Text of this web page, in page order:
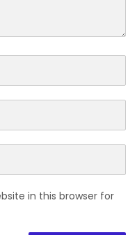
in this browser for